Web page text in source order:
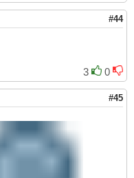
#44
3
0
#45